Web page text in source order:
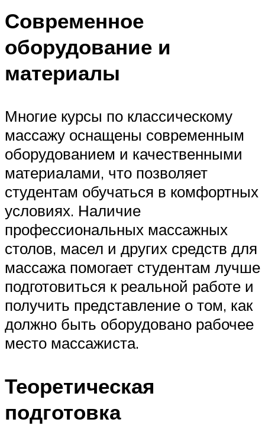
Современное
оборудование и
материалы
Многие курсы по классическому
массажу оснащены современным
оборудованием и качественными
материалами, что позволяет
студентам обучаться в комфортных
условиях. Наличие
профессиональных массажных
столов, масел и других средств для
массажа помогает студентам лучше
подготовиться к реальной работе и
получить представление о том, как
должно быть оборудовано рабочее
место массажиста.
Теоретическая
подготовка